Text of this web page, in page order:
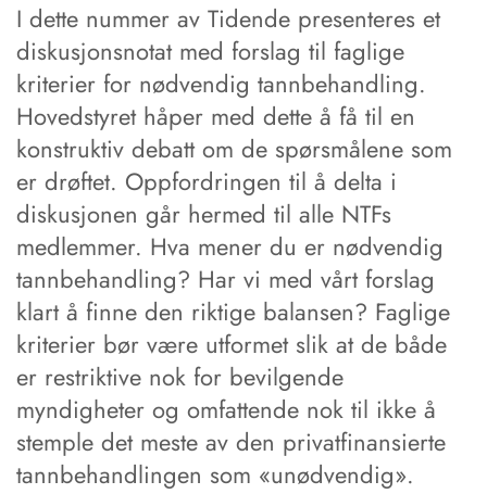
I dette nummer av Tidende presenteres et
diskusjonsnotat med forslag til faglige
kriterier for nødvendig tannbehandling.
Hovedstyret håper med dette å få til en
konstruktiv debatt om de spørsmålene som
er drøftet. Oppfordringen til å delta i
diskusjonen går hermed til alle NTFs
medlemmer. Hva mener du er nødvendig
tannbehandling? Har vi med vårt forslag
klart å finne den riktige balansen? Faglige
kriterier bør være utformet slik at de både
er restriktive nok for bevilgende
myndigheter og omfattende nok til ikke å
stemple det meste av den privatfinansierte
tannbehandlingen som «unødvendig».